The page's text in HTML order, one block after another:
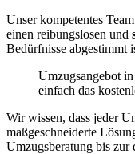
Unser kompetentes
einen reibungslosen und
Bedürfnisse abgestimmt
Umzugsangebot
einfach das
Wir wissen, dass jeder
maßgeschneiderte
Umzugsberatung bis zur